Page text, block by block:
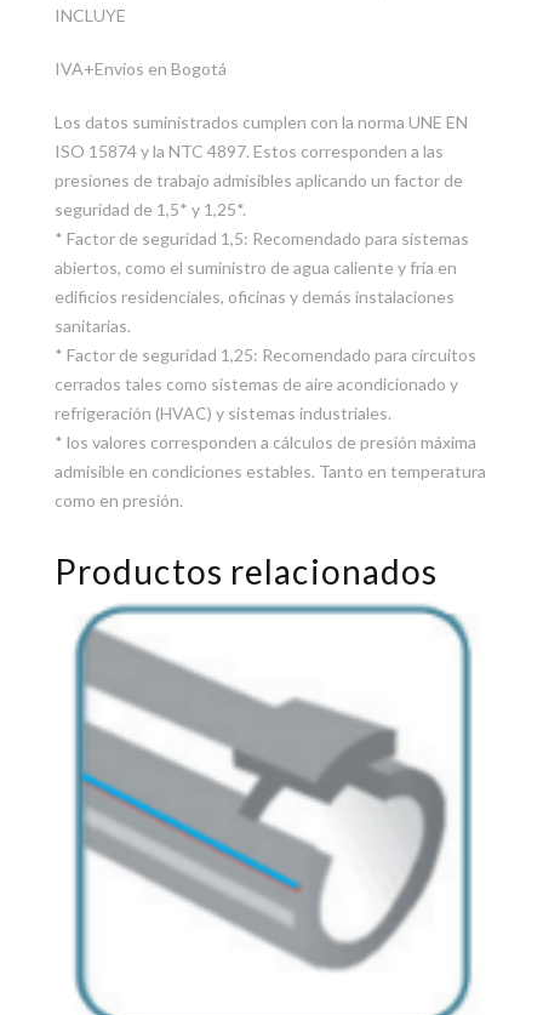
INCLUYE
IVA+Envíos en Bogotá
Los datos suministrados cumplen con la norma UNE EN
ISO 15874 y la NTC 4897. Estos corresponden a las
presiones de trabajo admisibles aplicando un factor de
seguridad de 1,5* y 1,25*.
* Factor de seguridad 1,5: Recomendado para sistemas
abiertos, como el suministro de agua caliente y fría en
edificios residenciales, oficinas y demás instalaciones
sanitarias.
* Factor de seguridad 1,25: Recomendado para circuitos
cerrados tales como sistemas de aire acondicionado y
refrigeración (HVAC) y sistemas industriales.
* los valores corresponden a cálculos de presión máxima
admisible en condiciones estables. Tanto en temperatura
como en presión.
Productos relacionados